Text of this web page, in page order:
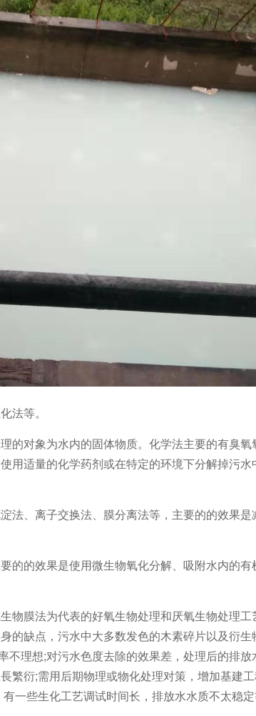
法等。
的对象为水内的固体物质。化学法主要的有臭
用适量的化学药剂或在特定的环境下分解掉污
、离子交换法、膜分离法等，主要的的效果是
的的效果是使用微生物氧化分解、吸附水内的
物膜法为代表的好氧生物处理和厌氧生物处理
的缺点，污水中大多数发色的木素碎片以及衍
理想;对污水色度去除的效果差，处理后的排放
繁衍;需用后期物理或物化处理对策，增加基建
一些生化工艺调试时间长，排放水水质不太稳定